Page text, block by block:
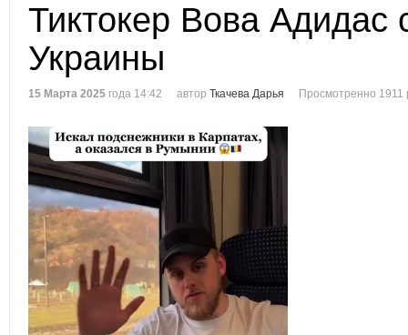
Тиктокер Вова Адидас
Украины
15 Марта 2025 года 14:42 автор Ткачева Дарья Просмотренно 1911